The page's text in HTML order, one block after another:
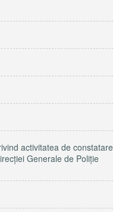
activitatea de constatare
Generale de Poliție